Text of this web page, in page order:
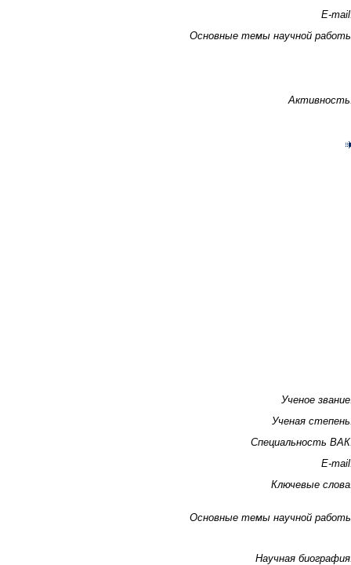
E-
Основные темы научной
Ученое
Ученая
Специальность
E-
Ключевые
Основные темы научной
Научная